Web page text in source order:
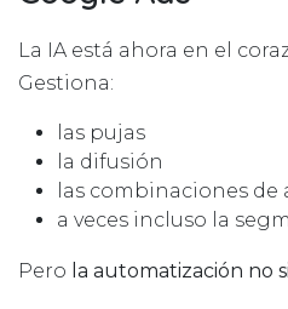
La IA está ahora en el
Gestiona:
las pujas
la difusión
las combinaciones de
a veces incluso la
Pero la automatización no